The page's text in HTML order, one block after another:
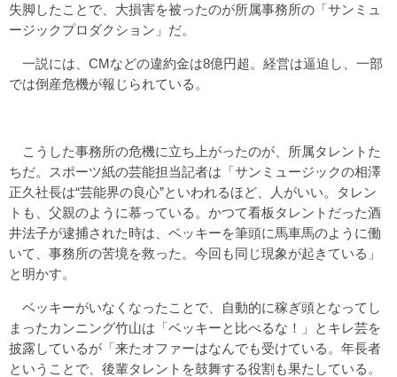
失脚したことで、大損害を被ったのが所属事務所の「サンミュ
ージックプロダクション」だ。
一説には、CMなどの違約金は8億円超。経営は逼迫し、一部
では倒産危機が報じられている。
こうした事務所の危機に立ち上がったのが、所属タレントた
ちだ。スポーツ紙の芸能担当記者は「サンミュージックの相澤
正久社長は“芸能界の良心”といわれるほど、人がいい。タレン
トも、父親のように慕っている。かつて看板タレントだった酒
井法子が逮捕された時は、ベッキーを筆頭に馬車馬のように働
いて、事務所の苦境を救った。今回も同じ現象が起きている」
と明かす。
ベッキーがいなくなったことで、自動的に稼ぎ頭となってし
まったカンニング竹山は「ベッキーと比べるな！」とキレ芸を
披露しているが「来たオファーはなんでも受けている。年長者
ということで、後輩タレントを鼓舞する役割も果たしている。